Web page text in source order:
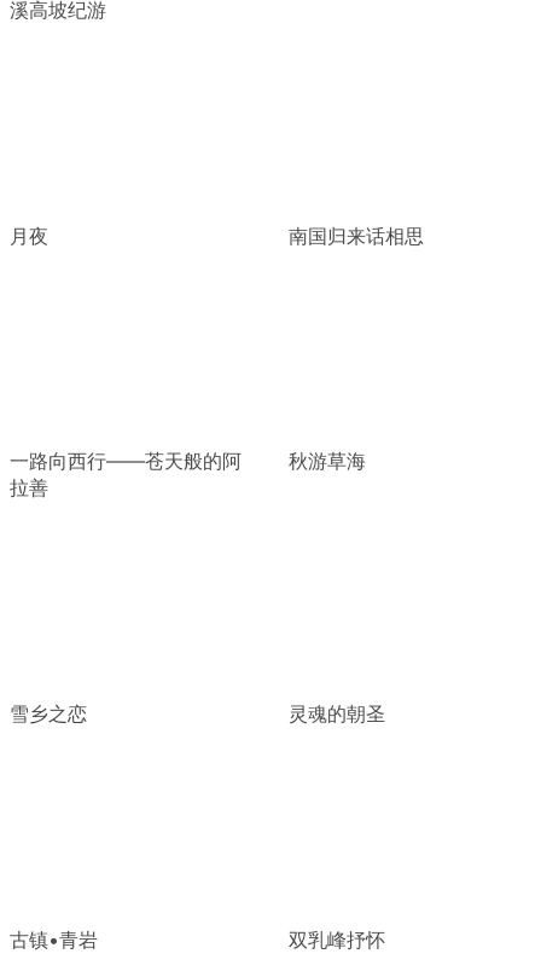
溪高坡纪游
月夜 南国归来话相思
一路向西行——苍天般的阿
拉善
秋游草海
雪乡之恋 灵魂的朝圣
古镇•青岩 双乳峰抒怀